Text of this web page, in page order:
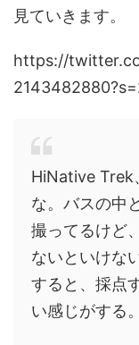
見ていきます。
https://
HiNative Trek
な。バスの中
撮ってるけど
ないといけな
すると、採点
い感じがする。